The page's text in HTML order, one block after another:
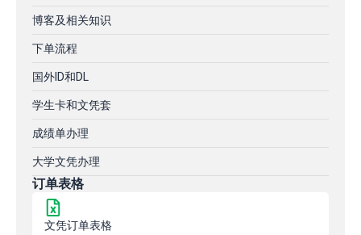
博客及相关知识
下单流程
国外ID和DL
学生卡和文凭套
成绩单办理
大学文凭办理
订单表格
文凭订单表格